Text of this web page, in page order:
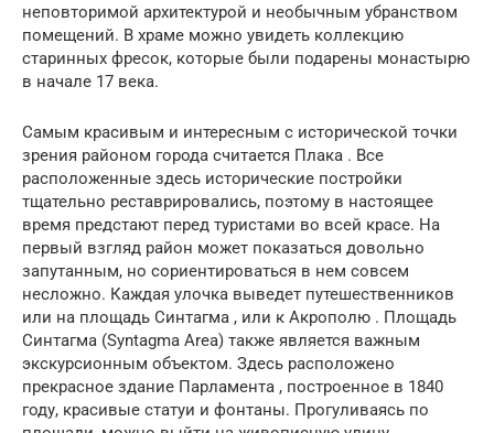
неповторимой архитектурой и необычным убранством
помещений. В храме можно увидеть коллекцию
старинных фресок, которые были подарены монастырю
в начале 17 века.
Самым красивым и интересным с исторической точки
зрения районом города считается Плака . Все
расположенные здесь исторические постройки
тщательно реставрировались, поэтому в настоящее
время предстают перед туристами во всей красе. На
первый взгляд район может показаться довольно
запутанным, но сориентироваться в нем совсем
несложно. Каждая улочка выведет путешественников
или на площадь Синтагма , или к Акрополю . Площадь
Синтагма (Syntagma Area) также является важным
экскурсионным объектом. Здесь расположено
прекрасное здание Парламента , построенное в 1840
году, красивые статуи и фонтаны. Прогуливаясь по